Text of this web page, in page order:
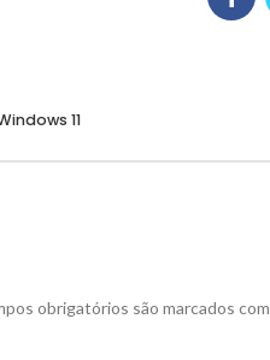
11
obrigatórios são marcados com